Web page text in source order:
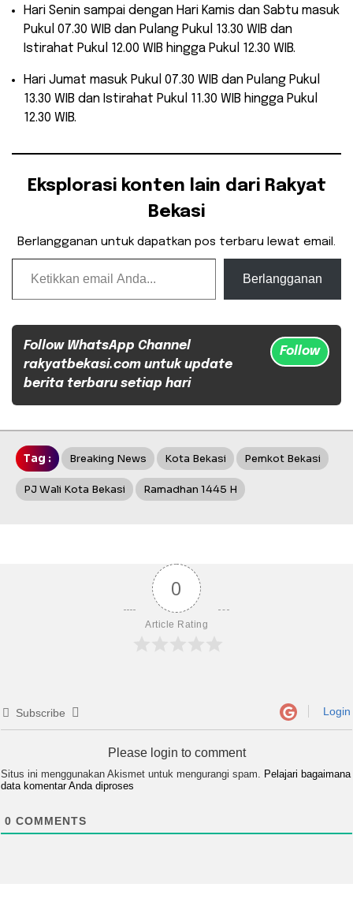
Hari Senin sampai dengan Hari Kamis dan Sabtu masuk
Pukul 07.30 WIB dan Pulang Pukul 13.30 WIB dan
Istirahat Pukul 12.00 WIB hingga Pukul 12.30 WIB.
Hari Jumat masuk Pukul 07.30 WIB dan Pulang Pukul
13.30 WIB dan Istirahat Pukul 11.30 WIB hingga Pukul
12.30 WIB.
Eksplorasi konten lain dari Rakyat
Bekasi
Berlangganan untuk dapatkan pos terbaru lewat email.
Ketikkan email Anda...
Berlangganan
Follow WhatsApp Channel
rakyatbekasi.com untuk update
berita terbaru setiap hari
Follow
Tag : Breaking News Kota Bekasi Pemkot Bekasi
PJ Wali Kota Bekasi Ramadhan 1445 H
0
Article Rating
Subscribe Login
Please login to comment
Situs ini menggunakan Akismet untuk mengurangi spam. Pelajari bagaimana
data komentar Anda diproses
0 COMMENTS